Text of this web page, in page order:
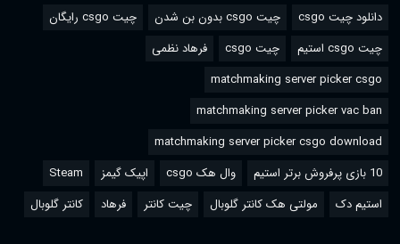
دانلود چیت csgo چیت csgo بدون بن شدن
چیت csgo رایگان
چیت csgo استیم
چیت csgo
فرهاد نظمی
matchmaking server picker csgo
matchmaking server picker vac ban
matchmaking server picker csgo download
10 بازی پرفروش برتر استیم
وال هک csgo اپیک گیمز
Steam
استیم دک
مولتی هک کانتر گلوبال چیت کانتر فرهاد کانتر گلوبال